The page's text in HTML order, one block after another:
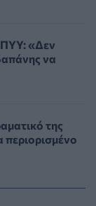
του
mRNA
σε μία
«Δεν
να
της